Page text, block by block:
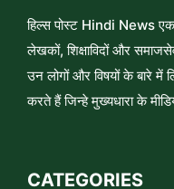
हिल्स पोस्ट Hindi News एक
लेखकों, शिक्षाविदों और
उन लोगों और विषयों के बारे
करते हैं जिन्हे मुख्यधारा के
CATEGORIES